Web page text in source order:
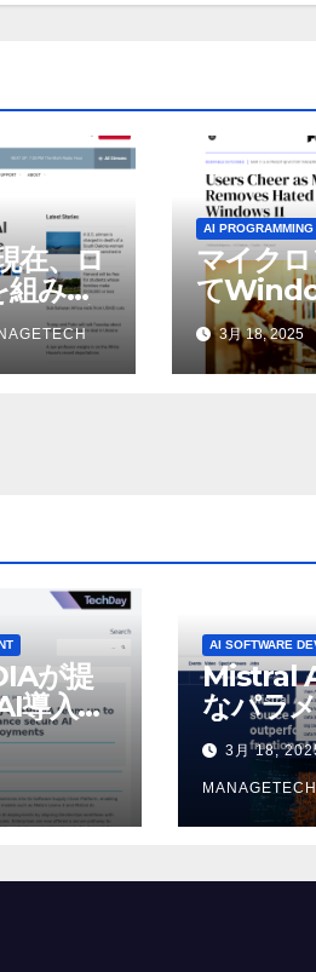
在、ロ
組み込
業を実
ノーザ
ラジオ:
AI PROGRAMMING
マイク
て
われて
除した
が歓喜
3月 18, 2025
が提
導入を
AI SOFTWARE
Mistral
なパラ
4o Mini
いオー
デルを
3月 18,
MANAGETECH